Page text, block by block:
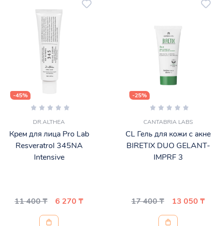
-45%
DR.ALTHEA
Крем для лица Pro Lab
Resveratrol 345NA
Intensive
11 400 ₸ 6 270 ₸
-25%
CANTABRIA LABS
CL Гель для кожи с акне
BIRETIX DUO GELANT-
IMPRF 3
17 400 ₸ 13 050 ₸